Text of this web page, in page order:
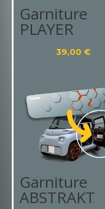
Garniture
PLAYER
39,00€
Garniture
ABSTRAKT